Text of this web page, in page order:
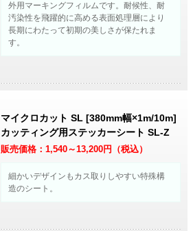
外用マーキングフィルムです。耐候性、耐
汚染性を飛躍的に高める表面処理層により
長期にわたって初期の美しさが保たれま
す。
マイクロカット SL [380mm幅×1m/10m]
カッティング用ステッカーシート SL-Z
販売価格：1,540～13,200円（税込）
細かいデザインもカス取りしやすい特殊構
造のシート。